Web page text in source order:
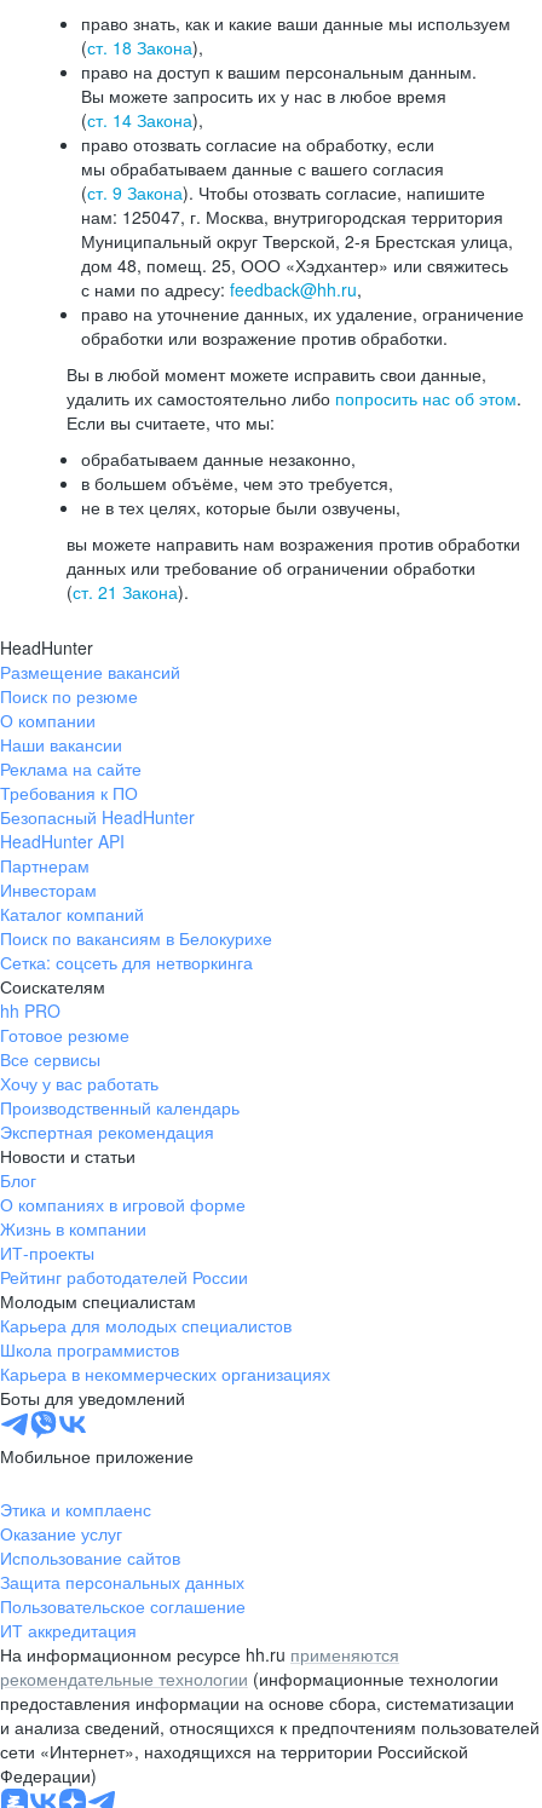
право знать, как и какие ваши данные мы используем
(ст. 18 Закона),
право на доступ к вашим персональным данным.
Вы можете запросить их у нас в любое время
(ст. 14 Закона),
право отозвать согласие на обработку, если
мы обрабатываем данные с вашего согласия
(ст. 9 Закона). Чтобы отозвать согласие, напишите
нам: 125047, г. Москва, внутригородская территория
Муниципальный округ Тверской, 2-я Брестская улица,
дом 48, помещ. 25, ООО «Хэдхантер» или свяжитесь
с нами по адресу: feedback@hh.ru,
право на уточнение данных, их удаление, ограничение
обработки или возражение против обработки.
Вы в любой момент можете исправить свои данные,
удалить их самостоятельно либо попросить нас об этом.
Если вы считаете, что мы:
обрабатываем данные незаконно,
в большем объёме, чем это требуется,
не в тех целях, которые были озвучены,
вы можете направить нам возражения против обработки
данных или требование об ограничении обработки
(ст. 21 Закона).
HeadHunter
Размещение вакансий
Поиск по резюме
О компании
Наши вакансии
Реклама на сайте
Требования к ПО
Безопасный HeadHunter
HeadHunter API
Партнерам
Инвесторам
Каталог компаний
Поиск по вакансиям в Белокурихе
Сетка: соцсеть для нетворкинга
Соискателям
hh PRO
Готовое резюме
Все сервисы
Хочу у вас работать
Производственный календарь
Экспертная рекомендация
Новости и статьи
Блог
О компаниях в игровой форме
Жизнь в компании
ИТ-проекты
Рейтинг работодателей России
Молодым специалистам
Карьера для молодых специалистов
Школа программистов
Карьера в некоммерческих организациях
Боты для уведомлений
Мобильное приложение
Этика и комплаенс
Оказание услуг
Использование сайтов
Защита персональных данных
Пользовательское соглашение
ИТ аккредитация
На информационном ресурсе hh.ru применяются
рекомендательные технологии (информационные технологии
предоставления информации на основе сбора, систематизации
и анализа сведений, относящихся к предпочтениям пользователей
сети «Интернет», находящихся на территории Российской
Федерации)